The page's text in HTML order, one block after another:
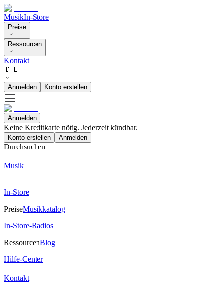
MusikIn-Store
Preise
Ressourcen
Kontakt
🇩🇪
Anmelden Konto erstellen
Anmelden
Keine Kreditkarte nötig. Jederzeit kündbar.
Konto erstellen Anmelden
Durchsuchen
Musik
In-Store
PreiseMusikkatalog
In-Store-Radios
RessourcenBlog
Hilfe-Center
Kontakt